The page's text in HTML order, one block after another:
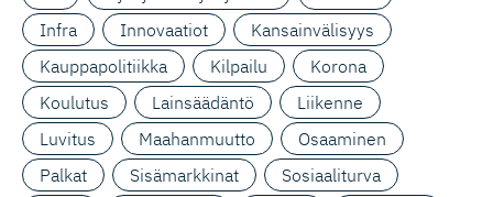
Infra
Innovaatiot
Kansainvälisyys
Kauppapolitiikka
Kilpailu
Korona
Koulutus
Lainsäädäntö
Liikenne
Luvitus
Maahanmuutto
Osaaminen
Palkat
Sisämarkkinat
Sosiaaliturva